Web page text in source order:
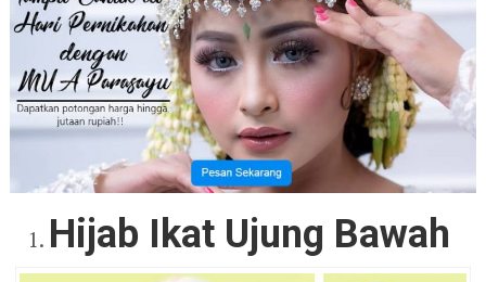
Hijab Ikat Ujung Bawah